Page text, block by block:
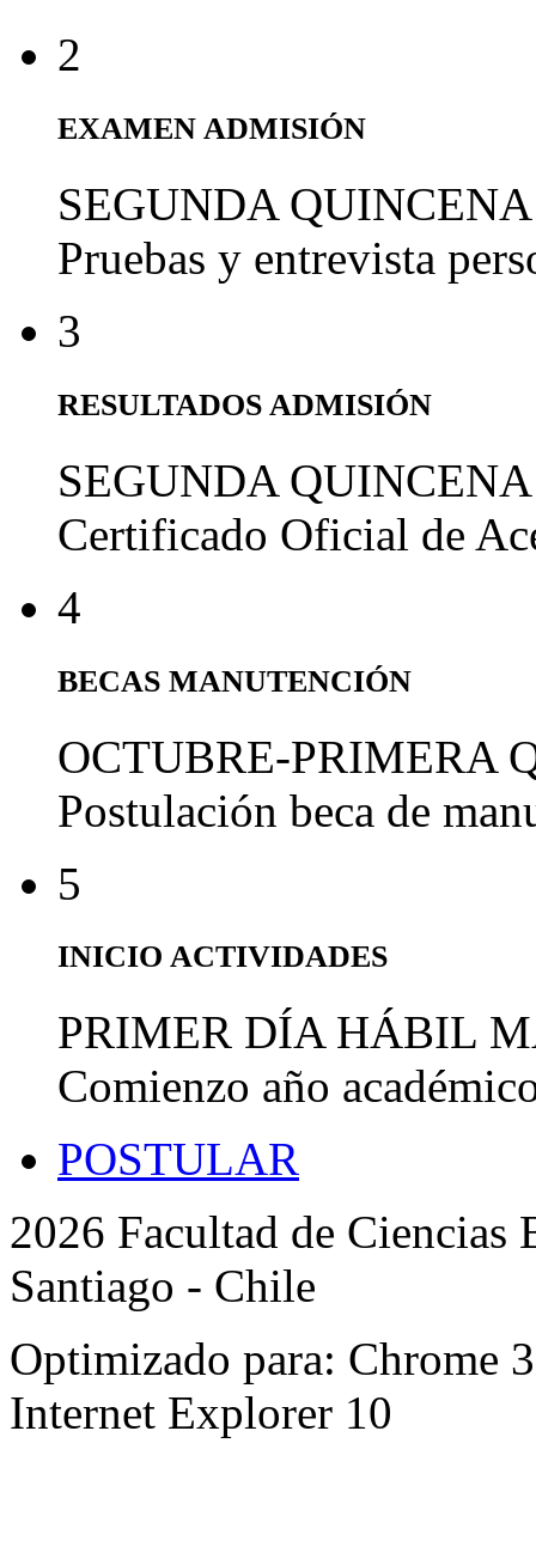
2
EXAMEN ADMISIÓN
SEGUNDA
Pruebas y entrevista
3
RESULTADOS ADMISIÓN
SEGUNDA
Certificado Oficial de
4
BECAS MANUTENCIÓN
OCTUBRE-PRIMERA
Postulación beca de
5
INICIO ACTIVIDADES
PRIMER DÍA HÁBIL
Comienzo año
POSTULAR
2026 Facultad de
Santiago - Chile
Optimizado para: Chrome
Internet Explorer 10